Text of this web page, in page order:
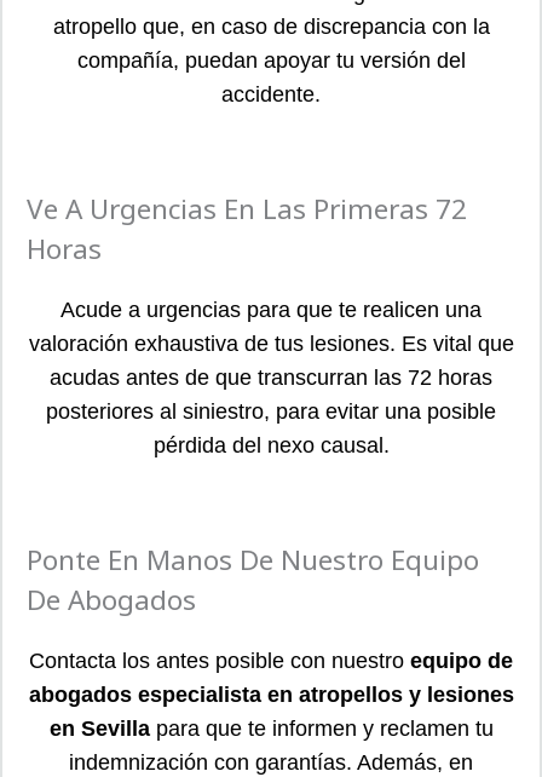
atropello que, en caso de discrepancia con la
compañía, puedan apoyar tu versión del
accidente.
Ve A Urgencias En Las Primeras 72
Horas
Acude a urgencias para que te realicen una
valoración exhaustiva de tus lesiones. Es vital que
acudas antes de que transcurran las 72 horas
posteriores al siniestro, para evitar una posible
pérdida del nexo causal.
Ponte En Manos De Nuestro Equipo
De Abogados
Contacta los antes posible con nuestro equipo de
abogados especialista en atropellos y lesiones
en Sevillapara que te informen y reclamen tu
indemnización con garantías. Además, en